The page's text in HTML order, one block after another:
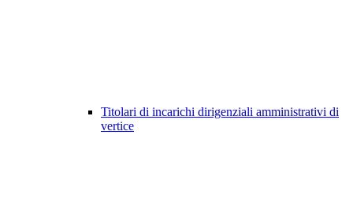
Titolari di incarichi dirigenziali amministrativi di
vertice